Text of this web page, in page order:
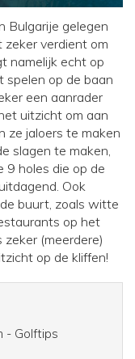
Bulgarije gelegen
verdient om
namelijk echt op
spelen op de baan
een aanrader
uitzicht om aan
ze jaloers te maken
slagen te maken,
9 holes die op de
Ook
buurt, zoals witte
op het
(meerdere)
op de kliffen!
- Golftips